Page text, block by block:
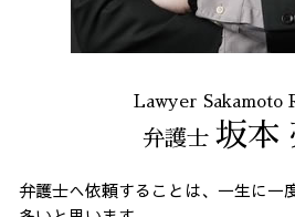
Lawyer Sakamoto
弁護士 坂本
弁護士へ依頼することは、一生に一